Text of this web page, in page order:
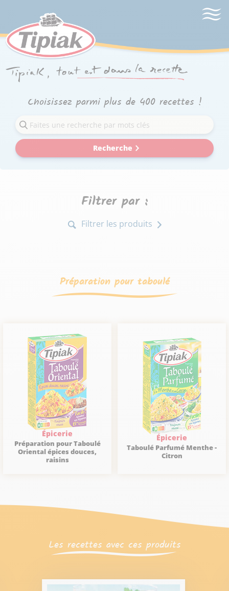
Choisissez parmi plus de 400 recettes !
Recherche
Filtrer par :
Filtrer les produits
Préparation pour taboulé
Épicerie
Préparation pour Taboulé
Oriental épices douces,
raisins
Épicerie
Taboulé Parfumé Menthe -
Citron
Les recettes avec ces produits